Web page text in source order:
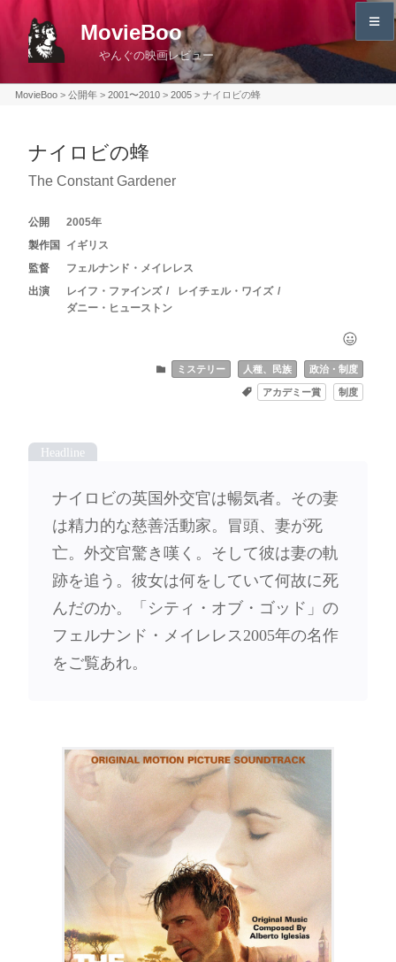
ン
MovieBoo
やんぐの映画レビュー
MovieBoo> 公開年> 2001〜2010> 2005> ナイロビの蜂
ナイロビの蜂
The Constant Gardener
2005
イギリス
フェルナンド・メイレレス
レイフ・ファインズ
レイチェル・ワイズ
ダニー・ヒューストン
ミステリー 人種、民族 政治・制度
アカデミー賞 制度
ナイロビの英国外交官は暢気者。その妻
は精力的な慈善活動家。冒頭、妻が死
亡。外交官驚き嘆く。そして彼は妻の軌
跡を追う。彼女は何をしていて何故に死
んだのか。「シティ・オブ・ゴッド」の
フェルナンド・メイレレス2005年の名作
をご覧あれ。